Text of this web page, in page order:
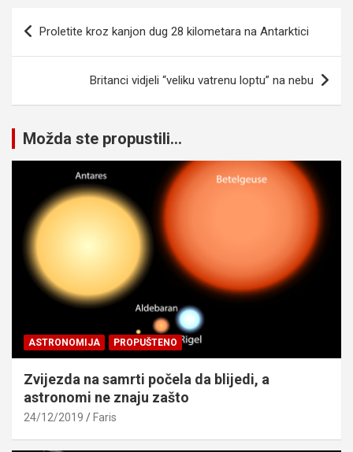
Navigacija
članaka
Proletite kroz kanjon dug 28 kilometara na Antarktici
Britanci vidjeli “veliku vatrenu loptu” na nebu
Možda ste propustili...
ASTRONOMIJA PROPUŠTENO
Zvijezda na samrti počela da blijedi, a
astronomi ne znaju zašto
24/12/2019 Faris